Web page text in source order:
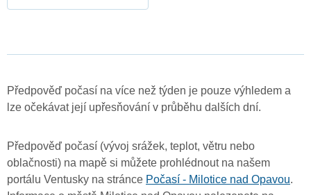
Předpověď počasí na více než týden je pouze výhledem a
lze očekávat její upřesňování v průběhu dalších dní.
Předpověď počasí (vývoj srážek, teplot, větru nebo
oblačnosti) na mapě si můžete prohlédnout na našem
portálu Ventusky na stránce Počasí - Milotice nad Opavou.